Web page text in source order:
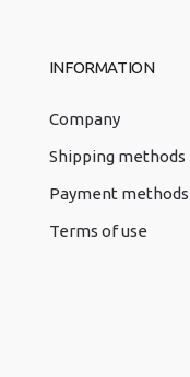
INFORMATION
Company
Shipping methods
Payment methods
Terms of use